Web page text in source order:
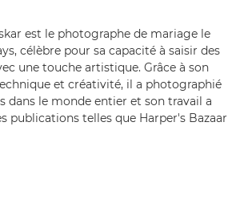
est le photographe de mariage le
célèbre pour sa capacité à saisir des
une touche artistique. Grâce à son
et créativité, il a photographié
dans le monde entier et son travail a
publications telles que Harper's Bazaar